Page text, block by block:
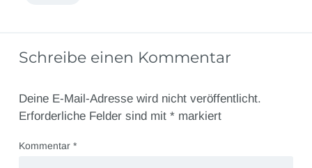
Schreibe einen Kommentar
Deine E-Mail-Adresse wird nicht veröffentlicht.
Erforderliche Felder sind mit *markiert
Kommentar *